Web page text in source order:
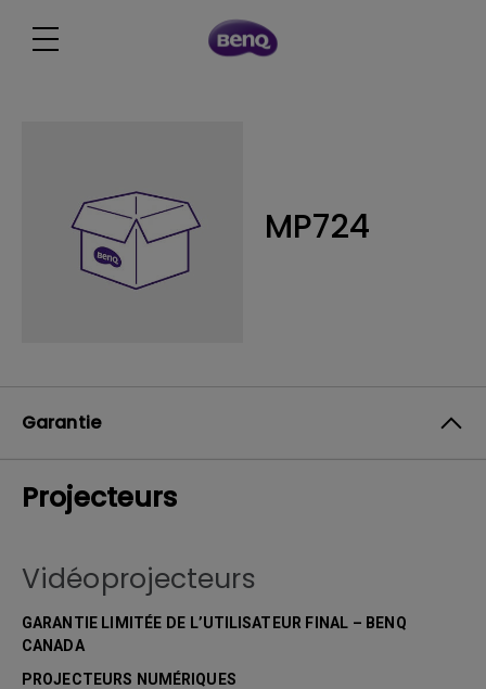
MP724
Garantie
Projecteurs
Vidéoprojecteurs
GARANTIE LIMITÉE DE L’UTILISATEUR FINAL – BENQ
CANADA
PROJECTEURS NUMÉRIQUES